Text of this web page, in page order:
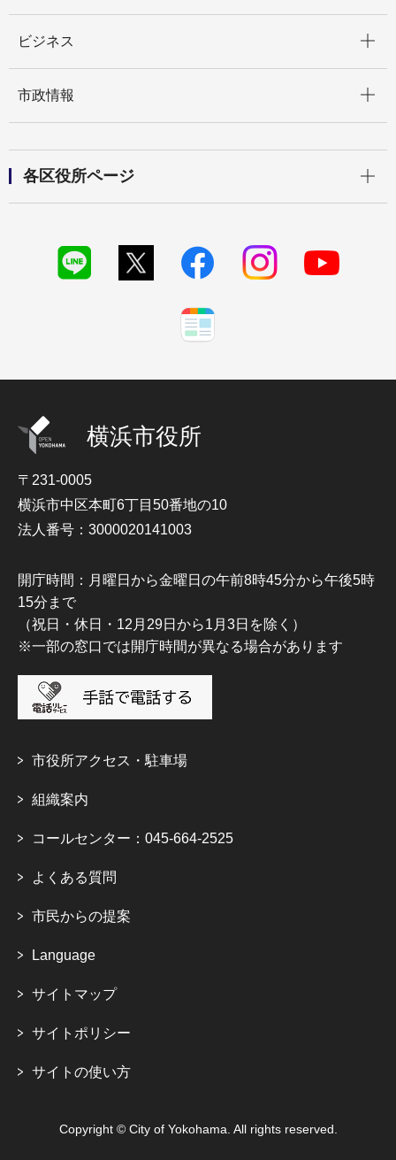
ビジネス
市政情報
各区役所ページ
横浜市役所
〒231-0005
横浜市中区本町6丁目50番地の10
法人番号：3000020141003
開庁時間：月曜日から金曜日の午前8時45分から午後5時
15分まで
（祝日・休日・12月29日から1月3日を除く）
※一部の窓口では開庁時間が異なる場合があります
市役所アクセス・駐車場
組織案内
コールセンター：045-664-2525
よくある質問
市民からの提案
Language
サイトマップ
サイトポリシー
サイトの使い方
Copyright © City of Yokohama. All rights reserved.